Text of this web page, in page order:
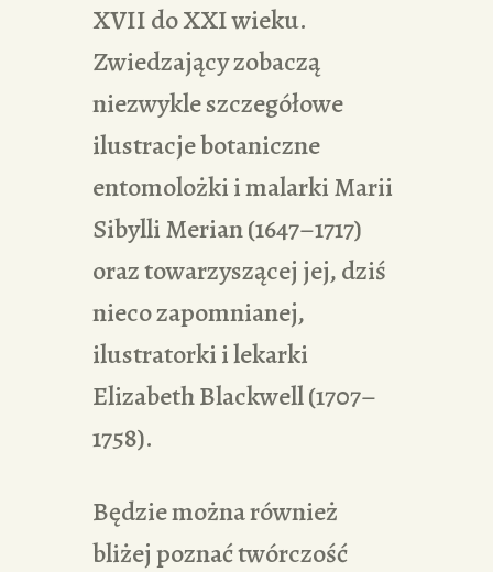
XVII do XXI wieku.
Zwiedzający zobaczą
niezwykle szczegółowe
ilustracje botaniczne
entomolożki i malarki Marii
Sibylli Merian (1647–1717)
oraz towarzyszącej jej, dziś
nieco zapomnianej,
ilustratorki i lekarki
Elizabeth Blackwell (1707–
1758).
Będzie można również
bliżej poznać twórczość